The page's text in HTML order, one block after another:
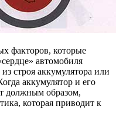
факторов, которые
автомобиля
строя аккумулятора или
аккумулятор и его
должным образом,
которая приводит к